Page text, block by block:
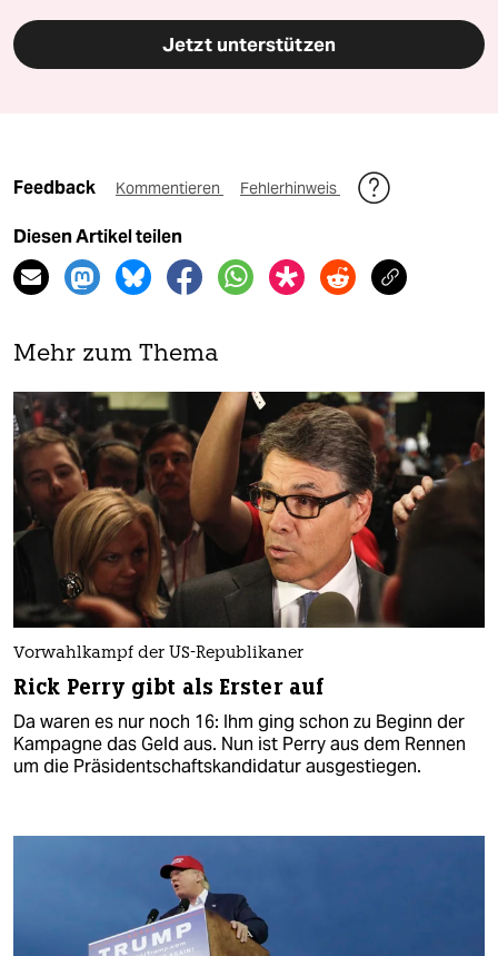
Jetzt unterstützen
Feedback Kommentieren Fehlerhinweis
Diesen Artikel teilen
Mehr zum Thema
Vorwahlkampf der US-Republikaner
Rick Perry gibt als Erster auf
Da waren es nur noch 16: Ihm ging schon zu Beginn der
Kampagne das Geld aus. Nun ist Perry aus dem Rennen
um die Präsidentschaftskandidatur ausgestiegen.